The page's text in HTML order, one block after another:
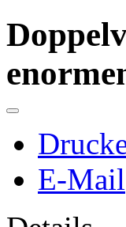
E-Mail